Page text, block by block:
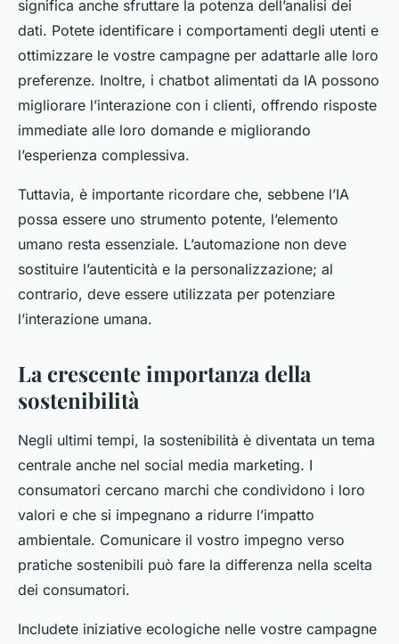
significa anche sfruttare la potenza dell’analisi dei
dati. Potete identificare i comportamenti degli utenti e
ottimizzare le vostre campagne per adattarle alle loro
preferenze. Inoltre, i chatbot alimentati da IA possono
migliorare l’interazione con i clienti, offrendo risposte
immediate alle loro domande e migliorando
l’esperienza complessiva.
Tuttavia, è importante ricordare che, sebbene l’IA
possa essere uno strumento potente, l’elemento
umano resta essenziale. L’automazione non deve
sostituire l’autenticità e la personalizzazione; al
contrario, deve essere utilizzata per potenziare
l’interazione umana.
La crescente importanza della
sostenibilità
Negli ultimi tempi, la sostenibilità è diventata un tema
centrale anche nel social media marketing. I
consumatori cercano marchi che condividono i loro
valori e che si impegnano a ridurre l’impatto
ambientale. Comunicare il vostro impegno verso
pratiche sostenibili può fare la differenza nella scelta
dei consumatori.
Includete iniziative ecologiche nelle vostre campagne